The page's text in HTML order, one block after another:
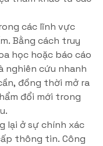
các lĩnh vực
Bằng cách truy
học hoặc báo cáo
nghiên cứu nhanh
đồng thời mở ra
đổi mới trong
lại ở sự chính xác
thông tin. Công